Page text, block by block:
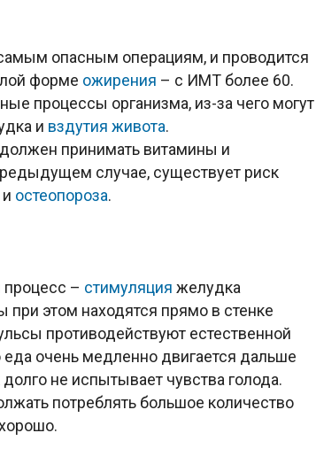
опасным операциям, и проводится
форме ожирения – с ИМТ более 60.
процессы организма, из-за чего могут
и вздутия живота.
принимать витамины и
случае, существует риск
остеопороза.
– стимуляция желудка
этом находятся прямо в стенке
противодействуют естественной
еда очень медленно двигается дальше
не испытывает чувства голода.
потреблять большое количество